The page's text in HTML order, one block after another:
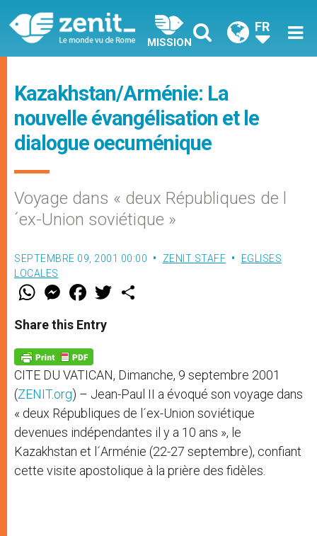
MISSION
FR
Kazakhstan/Arménie: La
nouvelle évangélisation et le
dialogue oecuménique
Voyage dans « deux Républiques de l
´ex-Union soviétique »
SEPTEMBRE 09, 2001 00:00 ZENIT STAFF
EGLISES
LOCALES
W
t
s
p
p
M
e
s
e
g
e
r
F
a
e
b
o
k
w
Share this Entry
CITE DU VATICAN, Dimanche, 9 septembre 2001
(ZENIT.org) – Jean-Paul II a évoqué son voyage dans
« deux Républiques de l´ex-Union soviétique
devenues indépendantes il y a 10 ans », le
Kazakhstan et l´Arménie (22-27 septembre), confiant
cette visite apostolique à la prière des fidèles.